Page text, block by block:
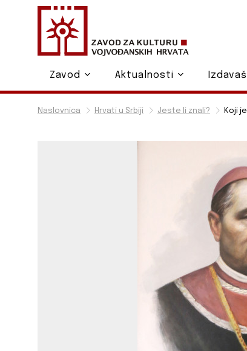
Naslovnica Hrvati u Srbiji Jeste li znali? Koji
Zavod Aktualnosti